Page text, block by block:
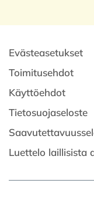
Evästeasetukset
Toimitusehdot
Käyttöehdot
Tietosuojaseloste
Luettelo laillisista